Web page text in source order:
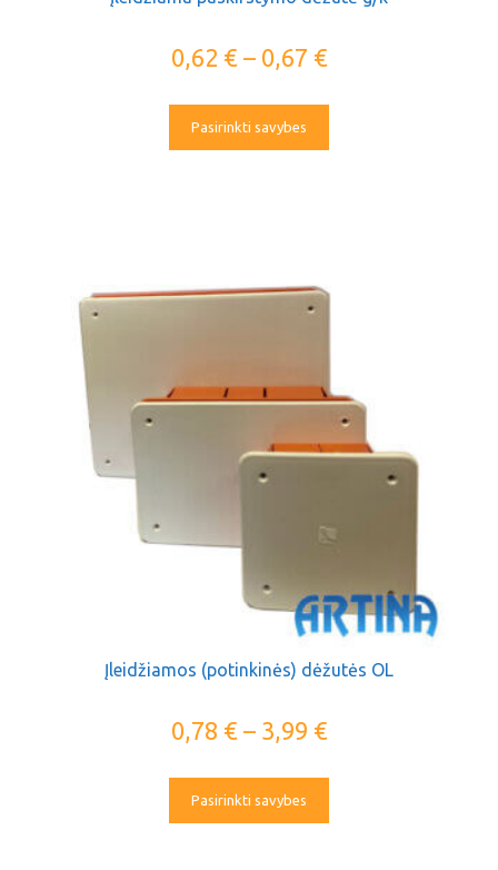
0,62 €– 0,67 €
Pasirinkti savybes
Įleidžiamos (potinkinės) dėžutės OL
0,78 €– 3,99 €
Pasirinkti savybes